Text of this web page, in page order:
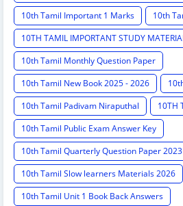
10th Tamil Important 1 Marks
10th
10TH TAMIL IMPORTANT STUDY
10th Tamil Monthly Question Paper
10th Tamil New Book 2025 - 2026
10th Tamil Padivam Niraputhal
10TH
10th Tamil Public Exam Answer Key
10th Tamil Quarterly Question Paper 2023
10th Tamil Slow learners Materials 2026
10th Tamil Unit 1 Book Back Answers